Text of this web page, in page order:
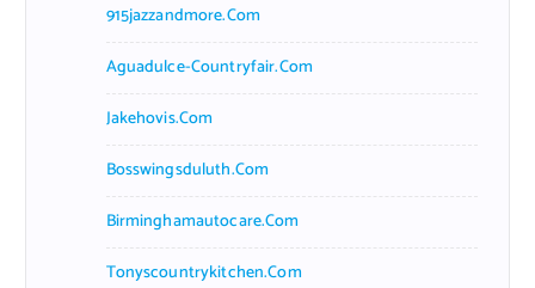
915jazzandmore.com
Aguadulce-Countryfair.com
Jakehovis.com
Bosswingsduluth.com
Birminghamautocare.com
Tonyscountrykitchen.com